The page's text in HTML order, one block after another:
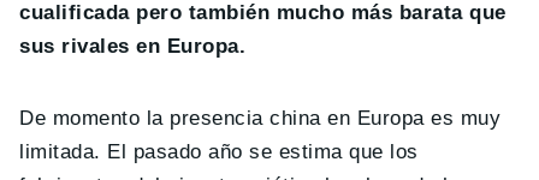
cualificada pero también mucho más barata que
sus rivales en Europa.
De momento la presencia china en Europa es muy
limitada. El pasado año se estima que los